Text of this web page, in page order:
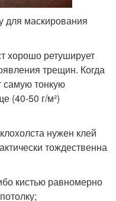
для маскирования
хорошо ретуширует
трещин. Когда
самую тонкую
(40-50 г/м²)
нужен клей
тождественна
кистью равномерно